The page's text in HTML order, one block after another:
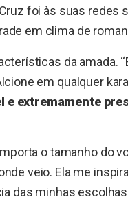
foi às suas redes
em clima de
da amada.
em qualquer
e extremamente
o tamanho do
veio. Ela me
das minhas